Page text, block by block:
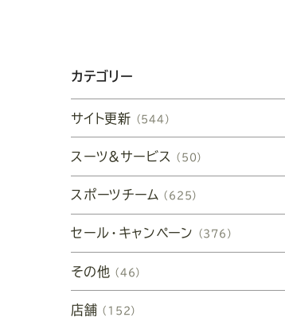
カテゴリー
サイト更新 （544）
スーツ&サービス （50）
スポーツチーム （625）
セール・キャンペーン （376）
その他 （46）
店舗 （152）